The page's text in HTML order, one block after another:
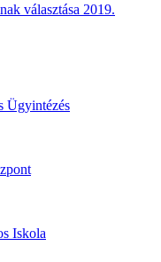
választása 2019.
Ügyintézés
Iskola